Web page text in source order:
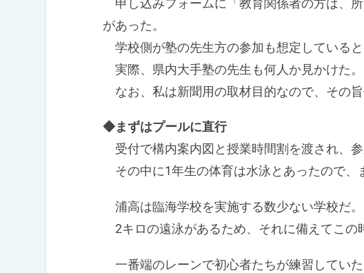
があった。
学校側が塾の先生方の参加も想定していると
実際、県内大手塾の先生も何人か見かけた。
なお、私は新聞用の取材目的なので、その旨
◆まずはプールに直行
受付で構内案内図と授業時間割を渡され、参
その中に1年生の体育は水泳とあったので、
浦高は臨海学校を実施する数少ない学校だ。
2キロの遠泳があるため、それに備えてこの
一番端のレーンで初心者たちが練習していた